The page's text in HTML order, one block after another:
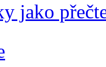
jako